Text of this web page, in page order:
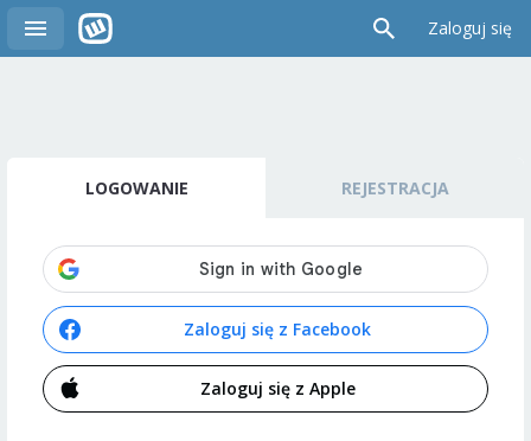
Zaloguj się
LOGOWANIE REJESTRACJA
Zaloguj się z Facebook
Zaloguj się z Apple